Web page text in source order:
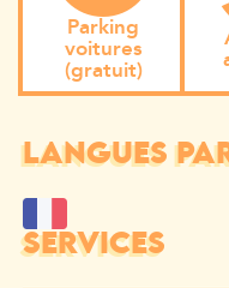
Parking
voitures
(gratuit)
LANGUES
SERVICES